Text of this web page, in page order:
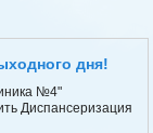
дня!
№4"
Диспансеризация